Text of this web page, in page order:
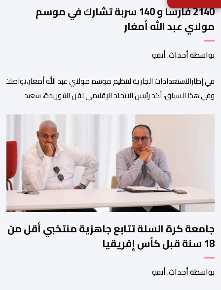
2140 فارسا و 140 سربة تشارك في موسم
مولاي عبد الله أمغار
بواسطة أحداث. أنفو
في إطارالاستعدادات الجارية لتنظيم موسم مولاي عبد الله
وفي هذا السياق، أكد رئيس الاتحاد الإقليمي لفن التبوريدة، سعيد
ولم تخل هذه الدورة من مؤشرات إيجابية على مستوى تنوعالمشاركة،
وتبرز هذه الأرقام الحجم الكبير الذي باتت تعرفه تظاهرةالتبوريدة
ومن المرتقب أن تعرف فعاليات الموسم إقبالا جماهيريا
واسعا،في ظل الشغف الكبير الذي يحظى به فن التبوريدة، باعتبارهأحد
جامعة كرة السلة تتابع جاهزية منتخبي أقل من
18 سنة قبل كأس إفريقيا
بواسطة أحداث. أنفو